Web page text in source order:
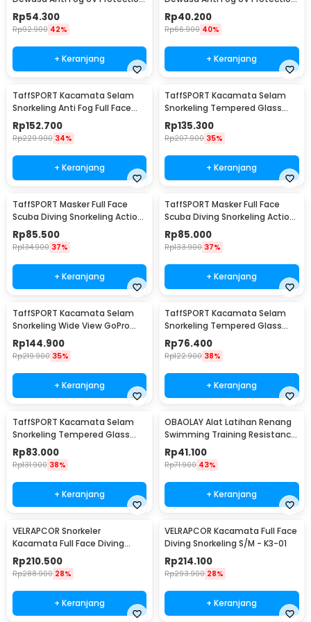
Big Frame - YY-1715
Rp54.300
Rp92.900 42%
+ Keranjang
Wide View Earplug - MC-900
Rp40.200
Rp66.900 40%
+ Keranjang
TaffSPORT Kacamata Selam
Snorkeling Anti Fog Full Face
Diving Mask - M2077G
Rp152.700
Rp229.900 34%
+ Keranjang
TaffSPORT Kacamata Selam
Snorkeling Tempered Glass
Diving Mask - AS303JF
Rp135.300
Rp207.900 35%
+ Keranjang
TaffSPORT Masker Full Face
Scuba Diving Snorkeling Action
Cam Mount S/M - M2068G
Rp85.500
Rp134.900 37%
+ Keranjang
TaffSPORT Masker Full Face
Scuba Diving Snorkeling Action
Cam Mount L/XL - M2068G
Rp85.000
Rp133.900 37%
+ Keranjang
TaffSPORT Kacamata Selam
Snorkeling Wide View GoPro
Mount Diving Mask - AS304
Rp144.900
Rp219.900 35%
+ Keranjang
TaffSPORT Kacamata Selam
Snorkeling Tempered Glass
Diving Mask - M23
Rp76.400
Rp122.900 38%
+ Keranjang
TaffSPORT Kacamata Selam
Snorkeling Tempered Glass
Diving Mask - M24
Rp83.000
Rp131.900 38%
+ Keranjang
OBAOLAY Alat Latihan Renang
Swimming Training Resistance
Band 4M - OB100
Rp41.100
Rp71.900 43%
+ Keranjang
VELRAPCOR Snorkeler
Kacamata Full Face Diving
Snorkeling L/XL - K3
Rp210.500
Rp288.900 28%
+ Keranjang
VELRAPCOR Kacamata Full Face
Diving Snorkeling S/M - K3-01
Rp214.100
Rp293.900 28%
+ Keranjang